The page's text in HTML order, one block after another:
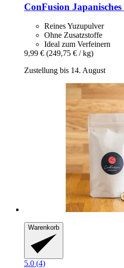
ConFusion
Reines Yuzupulver
Ohne Zusatzstoffe
Ideal zum Verfeinern
9,99 € (249,75 € / kg)
Zustellung bis 14. August
Warenkorb
5.0 (4)